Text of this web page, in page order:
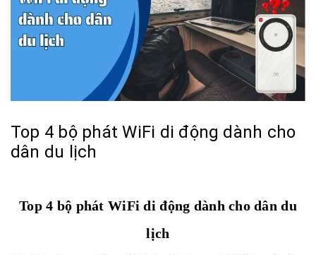
Top 4 bộ phát WiFi di động dành cho
dân du lịch
Top 4 bộ phát WiFi di động dành cho dân du
lịch